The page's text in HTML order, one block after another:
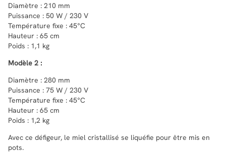
Diamètre : 210 mm
Puissance : 50 W / 230 V
Température fixe : 45°C
Hauteur : 65 cm
Poids : 1,1 kg
Modèle 2 :
Diamètre : 280 mm
Puissance : 75 W / 230 V
Température fixe : 45°C
Hauteur : 65 cm
Poids : 1,2 kg
Avec ce défigeur, le miel cristallisé se liquéfie pour être mis en
pots.